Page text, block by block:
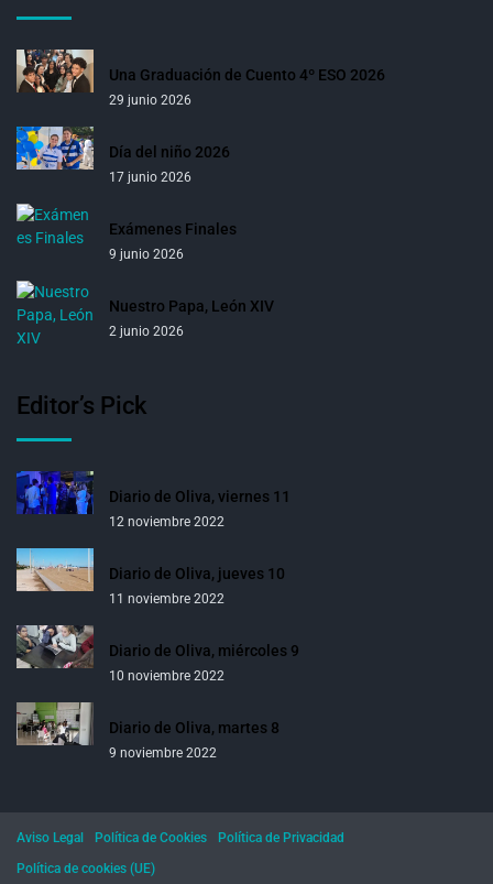
Una Graduación de Cuento 4º ESO 2026
29 junio 2026
Día del niño 2026
17 junio 2026
Exámenes Finales
9 junio 2026
Nuestro Papa, León XIV
2 junio 2026
Editor’s Pick
Diario de Oliva, viernes 11
12 noviembre 2022
Diario de Oliva, jueves 10
11 noviembre 2022
Diario de Oliva, miércoles 9
10 noviembre 2022
Diario de Oliva, martes 8
9 noviembre 2022
Aviso Legal Política de Cookies
Política de Privacidad
Política de cookies (UE)